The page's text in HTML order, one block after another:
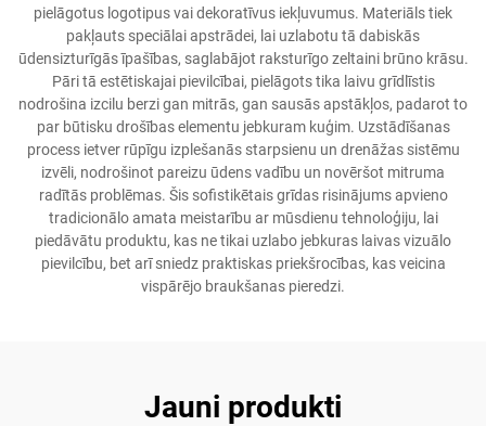
pielāgotus logotipus vai dekoratīvus iekļuvumus. Materiāls tiek
pakļauts speciālai apstrādei, lai uzlabotu tā dabiskās
ūdensizturīgās īpašības, saglabājot raksturīgo zeltaini brūno krāsu.
Pāri tā estētiskajai pievilcībai, pielāgots tika laivu grīdlīstis
nodrošina izcilu berzi gan mitrās, gan sausās apstākļos, padarot to
par būtisku drošības elementu jebkuram kuģim. Uzstādīšanas
process ietver rūpīgu izplešanās starpsienu un drenāžas sistēmu
izvēli, nodrošinot pareizu ūdens vadību un novēršot mitruma
radītās problēmas. Šis sofistikētais grīdas risinājums apvieno
tradicionālo amata meistarību ar mūsdienu tehnoloģiju, lai
piedāvātu produktu, kas ne tikai uzlabo jebkuras laivas vizuālo
pievilcību, bet arī sniedz praktiskas priekšrocības, kas veicina
vispārējo braukšanas pieredzi.
Jauni produkti